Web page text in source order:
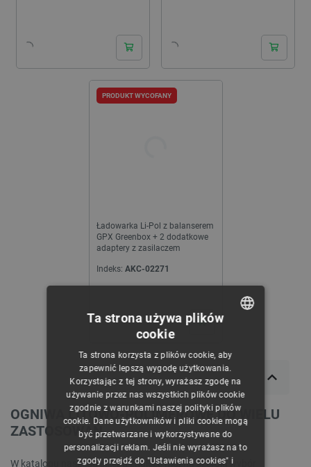
Ładowarka Li-Pol z balanserem
GPX Greenbox + 2 dodatkowe
adaptery z zasilaczem
Indeks: AKC-02271
PRODUKT WYCOFANY
OGNIWA LITOWO-POLIMEROWE DO WIELU
ZASTOSOWAŃ
W katalogu naszego sklepu znaleźć można szeroki wybór
CZECH
ENGLISH
GERMAN
Ta strona używa plików
cookie
Ta strona korzysta z plików cookie, aby
zapewnić lepszą wygodę użytkowania.
Korzystając z tej strony, wyrażasz zgodę na
używanie przez nas wszystkich plików cookie
zgodnie z warunkami naszej polityki plików
cookie. Dane użytkowników i pliki cookie mogą
być przetwarzane i wykorzystywane do
personalizacji reklam. Jeśli nie wyrażasz na to
zgody przejdź do "Ustawienia cookies" i